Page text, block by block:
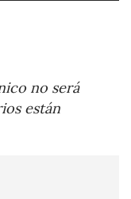
no será
están